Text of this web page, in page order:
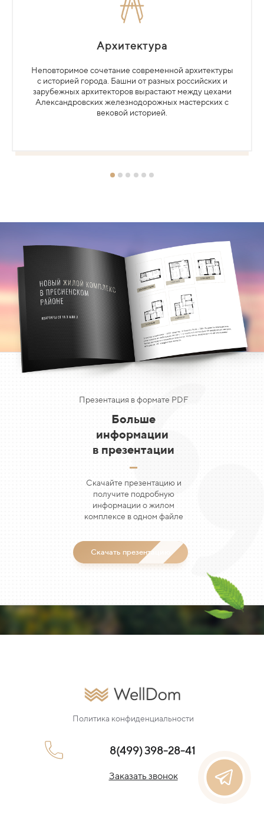
Архитектура
Неповторимое сочетание современной архитектуры
с историей города. Башни от разных российских и
зарубежных архитекторов вырастают между цехами
Александровских железнодорожных мастерских с
вековой историей.
Презентация в формате PDF
Больше
информации
в презентации
Скачайте презентацию и
получите подробную
информации о жилом
комплексе в одном файле
Скачать презентацию
Политика конфиденциальности
8(499) 398-28-41
Заказать звонок